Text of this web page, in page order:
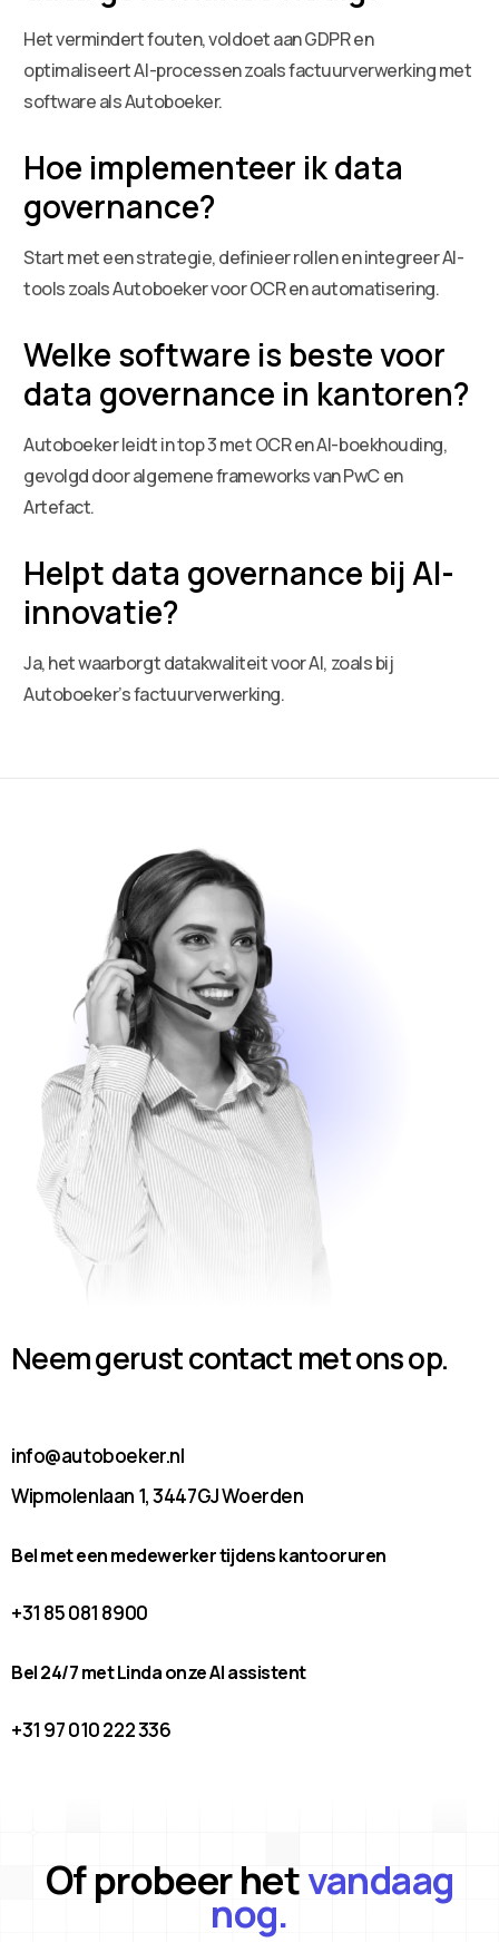
Het vermindert fouten, voldoet aan GDPR en
optimaliseert AI-processen zoals factuurverwerking met
software als Autoboeker.
Hoe implementeer ik data
governance?
Start met een strategie, definieer rollen en integreer AI-
tools zoals Autoboeker voor OCR en automatisering.
Welke software is beste voor
data governance in kantoren?
Autoboeker leidt in top 3 met OCR en AI-boekhouding,
gevolgd door algemene frameworks van PwC en
Artefact.
Helpt data governance bij AI-
innovatie?
Ja, het waarborgt datakwaliteit voor AI, zoals bij
Autoboeker’s factuurverwerking.
Neem gerust contact met ons op.
info@autoboeker.nl
Wipmolenlaan 1, 3447GJ Woerden
Bel met een medewerker tijdens kantooruren
+31 85 081 8900
Bel 24/7 met Linda onze AI assistent
+31 97 010 222 336
Of probeer hetvandaag
nog.